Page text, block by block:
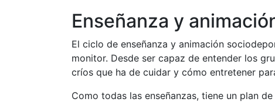
Enseñanza y
El ciclo de enseñanza y animación
monitor. Desde ser capaz de entender los
críos que ha de cuidar y cómo entretener
Como todas las enseñanzas, tiene un plan